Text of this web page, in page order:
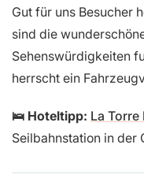
Gut für uns Besucher
sind die
Sehenswürdigkeiten
herrscht ein
🛌 Hoteltipp: La Torre
Seilbahnstation in der